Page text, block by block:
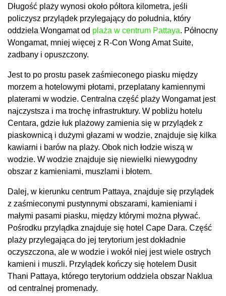
Długość plaży wynosi około półtora kilometra, jeśli
policzysz przylądek przylegający do południa, który
oddziela Wongamat od plaża w centrum Pattaya. Północny
Wongamat, mniej więcej z R-Con Wong Amat Suite,
zadbany i opuszczony.
Jest to po prostu pasek zaśmieconego piasku między
morzem a hotelowymi płotami, przeplatany kamiennymi
platerami w wodzie. Centralna część plaży Wongamat jest
najczystsza i ma trochę infrastruktury. W pobliżu hotelu
Centara, gdzie łuk plażowy zamienia się w przylądek z
piaskownicą i dużymi głazami w wodzie, znajduje się kilka
kawiarni i barów na plaży. Obok nich łodzie wiszą w
wodzie. W wodzie znajduje się niewielki niewygodny
obszar z kamieniami, muszlami i błotem.
Dalej, w kierunku centrum Pattaya, znajduje się przylądek
z zaśmieconymi pustynnymi obszarami, kamieniami i
małymi pasami piasku, między którymi można pływać.
Pośrodku przylądka znajduje się hotel Cape Dara. Część
plaży przylegająca do jej terytorium jest dokładnie
oczyszczona, ale w wodzie i wokół niej jest wiele ostrych
kamieni i muszli. Przylądek kończy się hotelem Dusit
Thani Pattaya, którego terytorium oddziela obszar Naklua
od centralnej promenady.